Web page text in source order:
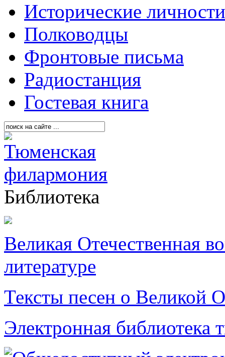
Исторические личности
Полководцы
Фронтовые письма
Радиостанция
Гостевая книга
Библиотека
Великая Отечественная
литературе
Тексты песен о Великой
Электронная библиотека